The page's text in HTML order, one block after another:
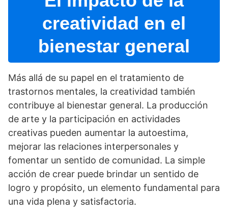
creatividad en el
bienestar general
Más allá de su papel en el tratamiento de
trastornos mentales, la creatividad también
contribuye al bienestar general. La producción
de arte y la participación en actividades
creativas pueden aumentar la autoestima,
mejorar las relaciones interpersonales y
fomentar un sentido de comunidad. La simple
acción de crear puede brindar un sentido de
logro y propósito, un elemento fundamental para
una vida plena y satisfactoria.